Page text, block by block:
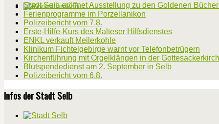
Stadt Selb eröffnet Ausstellung zu den Goldenen
Ferienprogramme im Porzellanikon
Polizeibericht vom 7.8.
Erste-Hilfe-Kurs des Malteser Hilfsdienstes
ENKL verkauft Meilerkohle
Klinikum Fichtelgebirge warnt vor Telefonbetrügern
Kirchenführung mit Orgelklängen in der
Blutspendedienst am 2. September in Selb
Polizeibericht vom 6.8.
Infos der Stadt Selb